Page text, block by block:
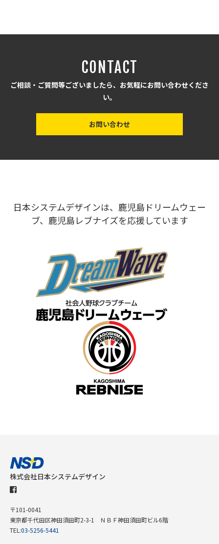
CONTACT
ご相談・ご質問等ございましたら、お気軽にお問い合わせくださ
い。
お問い合わせ
日本システムデザインは、鹿児島ドリームウェー
ブ、鹿児島レブナイズを応援しています
株式会社日本システムデザイン
〒101-0041
東京都千代田区神田須田町2-3-1 ＮＢＦ神田須田町ビル6階
TEL:03-5256-5441